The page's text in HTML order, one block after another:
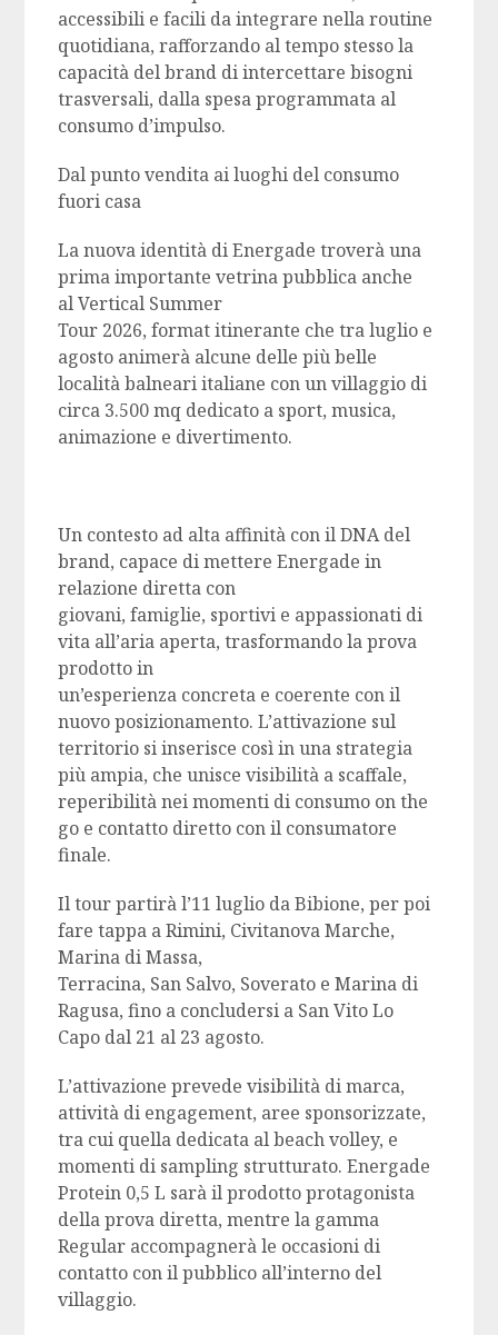
accessibili e facili da integrare nella routine
quotidiana, rafforzando al tempo stesso la
capacità del brand di intercettare bisogni
trasversali, dalla spesa programmata al
consumo d’impulso.
Dal punto vendita ai luoghi del consumo
fuori casa
La nuova identità di Energade troverà una
prima importante vetrina pubblica anche
al Vertical Summer
Tour 2026, format itinerante che tra luglio e
agosto animerà alcune delle più belle
località balneari italiane con un villaggio di
circa 3.500 mq dedicato a sport, musica,
animazione e divertimento.
Un contesto ad alta affinità con il DNA del
brand, capace di mettere Energade in
relazione diretta con
giovani, famiglie, sportivi e appassionati di
vita all’aria aperta, trasformando la prova
prodotto in
un’esperienza concreta e coerente con il
nuovo posizionamento. L’attivazione sul
territorio si inserisce così in una strategia
più ampia, che unisce visibilità a scaffale,
reperibilità nei momenti di consumo on the
go e contatto diretto con il consumatore
finale.
Il tour partirà l’11 luglio da Bibione, per poi
fare tappa a Rimini, Civitanova Marche,
Marina di Massa,
Terracina, San Salvo, Soverato e Marina di
Ragusa, fino a concludersi a San Vito Lo
Capo dal 21 al 23 agosto.
L’attivazione prevede visibilità di marca,
attività di engagement, aree sponsorizzate,
tra cui quella dedicata al beach volley, e
momenti di sampling strutturato. Energade
Protein 0,5 L sarà il prodotto protagonista
della prova diretta, mentre la gamma
Regular accompagnerà le occasioni di
contatto con il pubblico all’interno del
villaggio.